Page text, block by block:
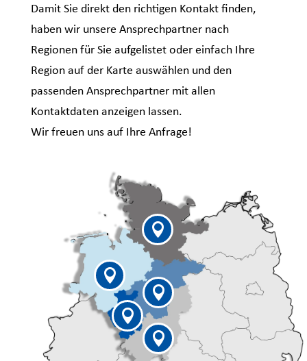
Damit Sie direkt den richtigen Kontakt finden,
haben wir unsere Ansprechpartner nach
Regionen für Sie aufgelistet oder einfach Ihre
Region auf der Karte auswählen und den
passenden Ansprechpartner mit allen
Kontaktdaten anzeigen lassen.
Wir freuen uns auf Ihre Anfrage!




